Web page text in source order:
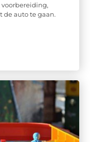
voorbereiding,
de auto te gaan.